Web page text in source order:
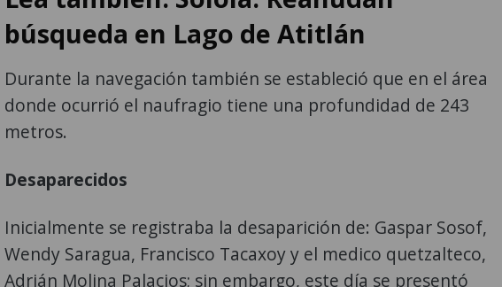
búsqueda en Lago de Atitlán
Durante la navegación también se estableció que en el área
donde ocurrió el naufragio tiene una profundidad de 243
metros.
Desaparecidos
Inicialmente se registraba la desaparición de: Gaspar Sosof,
Wendy Saragua, Francisco Tacaxoy y el medico quetzalteco,
Adrián Molina Palacios; sin embargo, este día se presentó